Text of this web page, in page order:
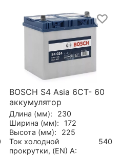
BOSCH S4 Asia 6CT- 60
аккумулятор
Длина (мм):
230
Ширина (мм):
172
Высота (мм):
225
Ток холодной
прокрутки, (EN) А:
540